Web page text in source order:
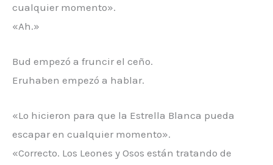
cualquier momento».
«Ah.»
Bud empezó a fruncir el ceño.
Eruhaben empezó a hablar.
«Lo hicieron para que la Estrella Blanca pueda
escapar en cualquier momento».
«Correcto. Los Leones y Osos están tratando de